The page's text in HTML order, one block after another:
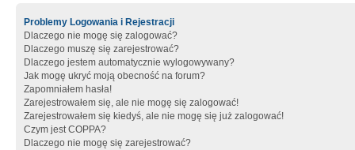
Problemy Logowania i Rejestracji
Dlaczego nie mogę się zalogować?
Dlaczego muszę się zarejestrować?
Dlaczego jestem automatycznie wylogowywany?
Jak mogę ukryć moją obecność na forum?
Zapomniałem hasła!
Zarejestrowałem się, ale nie mogę się zalogować!
Zarejestrowałem się kiedyś, ale nie mogę się już zalogować!
Czym jest COPPA?
Dlaczego nie mogę się zarejestrować?